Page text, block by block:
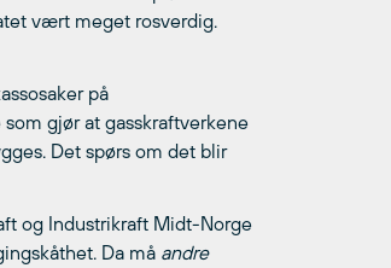
vært meget rosverdig.
på
gjør at gasskraftverkene
Det spørs om det blir
og Industrikraft Midt-Norge
Da må  andre